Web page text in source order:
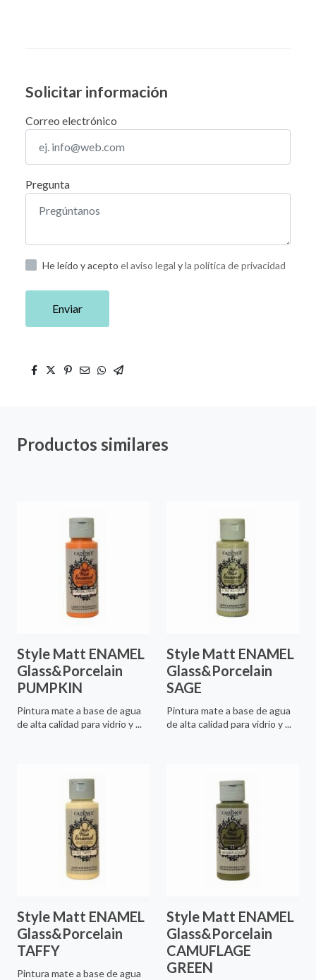
Solicitar información
Correo electrónico
Pregunta
He leído y acepto el aviso legal yla política de privacidad
Enviar
Productos similares
Style Matt ENAMEL
Glass&Porcelain
PUMPKIN
Pintura mate a base de agua
de alta calidad para vidrio y ...
Style Matt ENAMEL
Glass&Porcelain
SAGE
Pintura mate a base de agua
de alta calidad para vidrio y ...
Style Matt ENAMEL
Glass&Porcelain
TAFFY
Pintura mate a base de agua
Style Matt ENAMEL
Glass&Porcelain
CAMUFLAGE
GREEN